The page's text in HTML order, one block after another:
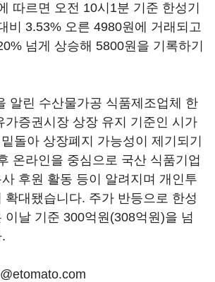
따르면 오전 10시1분 기준 한성기
비 3.53% 오른 4980원에 거래되고
넘게 상승해 5800원을 기록하기
알린 수산물가공 식품제조업체 한
가증권시장 상장 유지 기준인 시가
돌아 상장폐지 가능성이 제기되기
온라인을 중심으로 국산 식품기업
후원 활동 등이 알려지며 개인투
확대됐습니다. 주가 반등으로 한성
이날 기준 300억원(308억원)을 넘